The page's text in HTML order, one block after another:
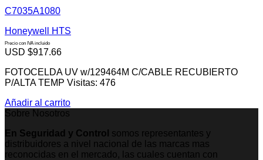
C7035A1080
Honeywell HTS
Precio con IVA incluido
USD $917.66
FOTOCELDA UV w/129464M C/CABLE RECUBIERTO
P/ALTA TEMP Visitas: 476
Añadir al carrito
Sobre Nosotros
En Seguridad y Control somos representantes y
distribuidores a nivel nacional de las marcas mas
reconocidas en el mercado, las cuales cuentan con